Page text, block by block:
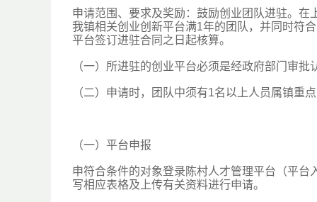
申请范围、要求及奖励：鼓励创业团队进驻。
我镇相关创业创新平台满1年的团队，并同时符
平台签订进驻合同之日起核算。
（一）所进驻的创业平台必须是经政府部门审批
（二）申请时，团队中须有1名以上人员属镇重
（一）平台申报
申符合条件的对象登录陈村人才管理平台（平
写相应表格及上传有关资料进行申请。